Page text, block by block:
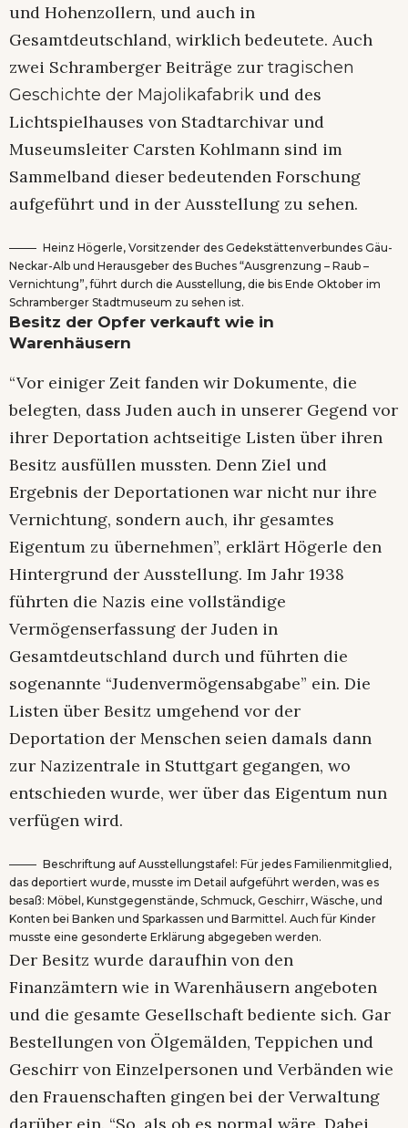
und Hohenzollern, und auch in
Gesamtdeutschland, wirklich bedeutete. Auch
zwei Schramberger Beiträge zur tragischen
Geschichte der Majolikafabrik und des
Lichtspielhauses von Stadtarchivar und
Museumsleiter Carsten Kohlmann sind im
Sammelband dieser bedeutenden Forschung
aufgeführt und in der Ausstellung zu sehen.
Heinz Högerle, Vorsitzender des Gedekstättenverbundes Gäu-
Neckar-Alb und Herausgeber des Buches “Ausgrenzung – Raub –
Vernichtung”, führt durch die Ausstellung, die bis Ende Oktober im
Schramberger Stadtmuseum zu sehen ist.
Besitz der Opfer verkauft wie in
Warenhäusern
“Vor einiger Zeit fanden wir Dokumente, die
belegten, dass Juden auch in unserer Gegend vor
ihrer Deportation achtseitige Listen über ihren
Besitz ausfüllen mussten. Denn Ziel und
Ergebnis der Deportationen war nicht nur ihre
Vernichtung, sondern auch, ihr gesamtes
Eigentum zu übernehmen”, erklärt Högerle den
Hintergrund der Ausstellung. Im Jahr 1938
führten die Nazis eine vollständige
Vermögenserfassung der Juden in
Gesamtdeutschland durch und führten die
sogenannte “Judenvermögensabgabe” ein. Die
Listen über Besitz umgehend vor der
Deportation der Menschen seien damals dann
zur Nazizentrale in Stuttgart gegangen, wo
entschieden wurde, wer über das Eigentum nun
verfügen wird.
Beschriftung auf Ausstellungstafel: Für jedes Familienmitglied,
das deportiert wurde, musste im Detail aufgeführt werden, was es
besaß: Möbel, Kunstgegenstände, Schmuck, Geschirr, Wäsche, und
Konten bei Banken und Sparkassen und Barmittel. Auch für Kinder
musste eine gesonderte Erklärung abgegeben werden.
Der Besitz wurde daraufhin von den
Finanzämtern wie in Warenhäusern angeboten
und die gesamte Gesellschaft bediente sich. Gar
Bestellungen von Ölgemälden, Teppichen und
Geschirr von Einzelpersonen und Verbänden wie
den Frauenschaften gingen bei der Verwaltung